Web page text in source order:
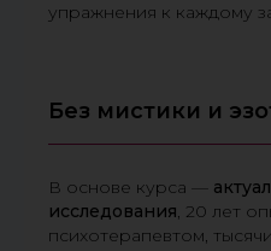
упражнения к каждому
Без мистики и
В основе курса —
исследования, 20 лет
психотерапевтом,